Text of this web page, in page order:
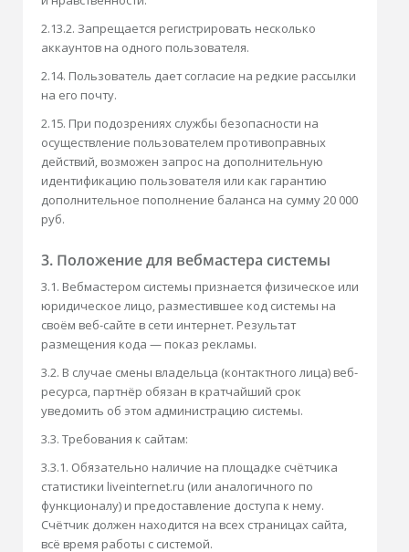
2.13.2. Запрещается регистрировать несколько
аккаунтов на одного пользователя.
2.14. Пользователь дает согласие на редкие рассылки
на его почту.
2.15. При подозрениях службы безопасности на
осуществление пользователем противоправных
действий, возможен запрос на дополнительную
идентификацию пользователя или как гарантию
дополнительное пополнение баланса на сумму 20 000
руб.
3. Положение для вебмастера системы
3.1. Вебмастером системы признается физическое или
юридическое лицо, разместившее код системы на
своём веб-сайте в сети интернет. Результат
размещения кода — показ рекламы.
3.2. В случае смены владельца (контактного лица) веб-
ресурса, партнёр обязан в кратчайший срок
уведомить об этом администрацию системы.
3.3. Требования к сайтам:
3.3.1. Обязательно наличие на площадке счётчика
статистики liveinternet.ru (или аналогичного по
функционалу) и предоставление доступа к нему.
Счётчик должен находится на всех страницах сайта,
всё время работы с системой.